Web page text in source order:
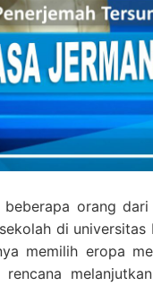
orang
di universitas
memilih eropa
rencana